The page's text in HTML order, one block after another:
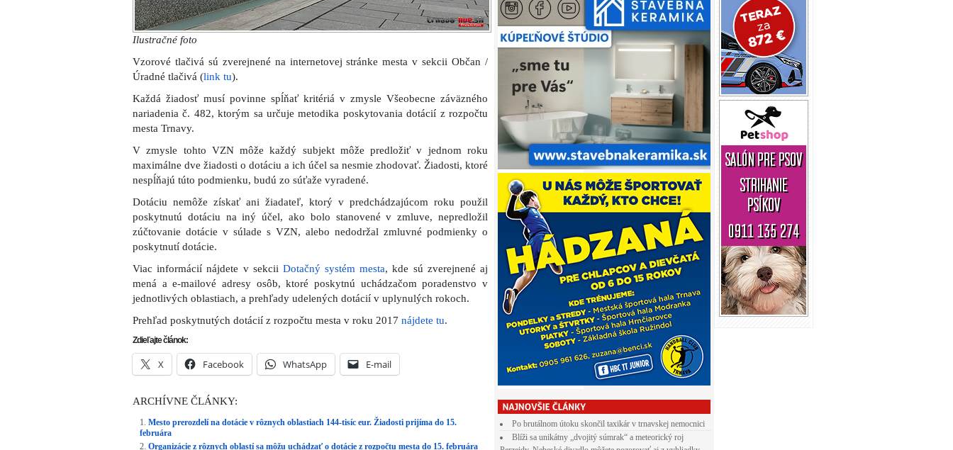
Ilustračné foto
Vzorové tlačivá sú zverejnené na internetovej stránke mesta v sekcii Občan /
Úradné tlačivá (link tu).
Každá žiadosť musí povinne spĺňať kritériá v zmysle Všeobecne záväzného
nariadenia č. 482, ktorým sa určuje metodika poskytovania dotácií z rozpočtu
mesta Trnavy.
V zmysle tohto VZN môže každý subjekt môže predložiť v jednom roku
maximálne dve žiadosti o dotáciu a ich účel sa nesmie zhodovať. Žiadosti, ktoré
nespĺňajú túto podmienku, budú zo súťaže vyradené.
Dotáciu nemôže získať ani žiadateľ, ktorý v predchádzajúcom roku použil
poskytnutú dotáciu na iný účel, ako bolo stanovené v zmluve, nepredložil
zúčtovanie dotácie v súlade s VZN, alebo nedodržal zmluvné podmienky o
poskytnutí dotácie.
Viac informácií nájdete v sekcii Dotačný systém mesta, kde sú zverejnené aj
mená a e-mailové adresy osôb, ktoré poskytnú uchádzačom poradenstvo v
jednotlivých oblastiach, a prehľady udelených dotácií v uplynulých rokoch.
Prehľad poskytnutých dotácií z rozpočtu mesta v roku 2017 nájdete tu.
Zdieľajte článok:
X Facebook WhatsApp E-mail
ARCHÍVNE ČLÁNKY:
Mesto prerozdelí na dotácie v rôznych oblastiach 144-tisíc eur. Žiadosti prijíma do 15.
februára
Organizácie z rôznych oblastí sa môžu uchádzať o dotácie z rozpočtu mesta do 15. februára
Po brutálnom útoku skončil taxikár v trnavskej nemocnici
Blíži sa unikátny „dvojitý súmrak“ a meteorický roj